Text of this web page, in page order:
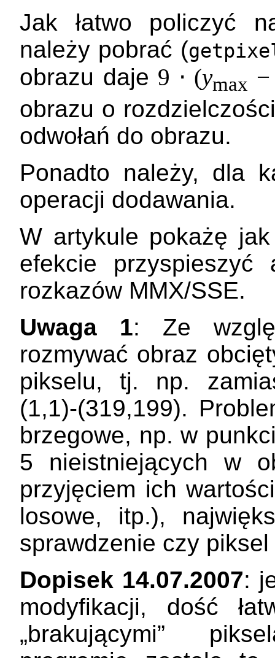
Jak łatwo policzyć
należy pobrać (
obrazu daje 9 ⋅ (ymax
obrazu o
odwołań do obrazu.
Ponadto należy, dla
operacji dodawania.
W artykule pokażę
efekcie
rozkazów MMX/SSE.
Uwaga 1: Ze
rozmywać obraz
pikselu, tj. np.
(1,1)-(319,199).
brzegowe, np. w
5 nieistniejących w
przyjęciem ich
losowe, itp.),
sprawdzenie czy piksel
Dopisek 14.07.2007:
modyfikacji, dość
„brakującymi”